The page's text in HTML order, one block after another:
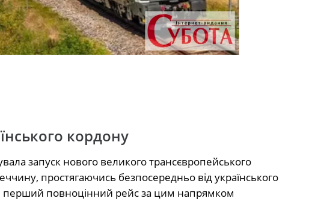
кордону
запуск нового великого трансєвропейського
простягаючись безпосередньо від українського
перший повноцінний рейс за цим напрямком